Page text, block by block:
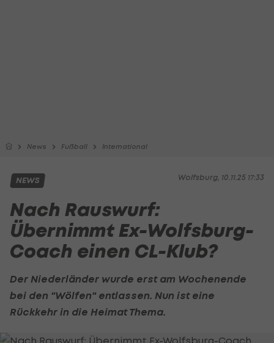
News Fußball International
Wolfsburg, 10.11.25 17:33
NEWS
Nach Rauswurf:
Übernimmt Ex-Wolfsburg-
Coach einen CL-Klub?
Der Niederländer wurde erst am Wochenende
bei den "Wölfen" entlassen. Nun ist eine
Rückkehr in die Heimat Thema.